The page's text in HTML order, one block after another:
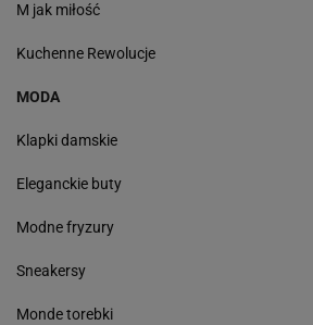
M jak miłość
Kuchenne Rewolucje
MODA
Klapki damskie
Eleganckie buty
Modne fryzury
Sneakersy
Monde torebki